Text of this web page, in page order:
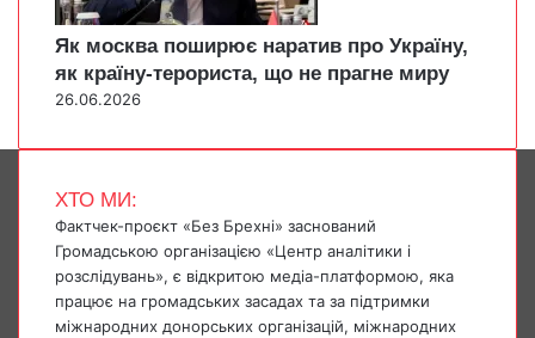
Як москва поширює наратив про Україну,
як країну-терориста, що не прагне миру
26.06.2026
ХТО МИ:
Фактчек-проєкт «Без Брехні» заснований
Громадською організацією «Центр аналітики і
розслідувань», є відкритою медіа-платформою, яка
працює на громадських засадах та за підтримки
міжнародних донорських організацій, міжнародних